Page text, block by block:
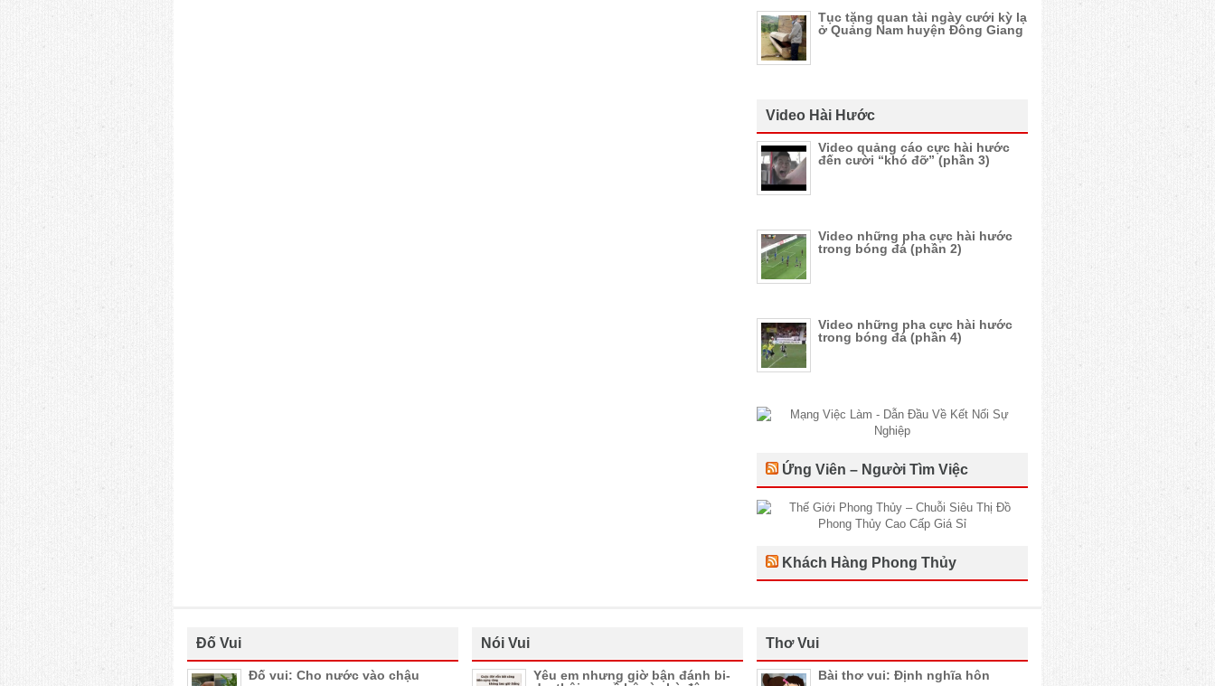
Tục tặng quan tài ngày cưới kỳ lạ
ở Quảng Nam huyện Đông Giang
Video Hài Hước
Video quảng cáo cực hài hước
đến cười “khó đỡ” (phần 3)
Video những pha cực hài hước
trong bóng đá (phần 2)
Video những pha cực hài hước
trong bóng đá (phần 4)
Ứng Viên – Người Tìm Việc
Khách Hàng Phong Thủy
Đố Vui
Đố vui: Cho nước vào chậu
Nói Vui
Yêu em nhưng giờ bận đánh bi-
Thơ Vui
Bài thơ vui: Định nghĩa hôn